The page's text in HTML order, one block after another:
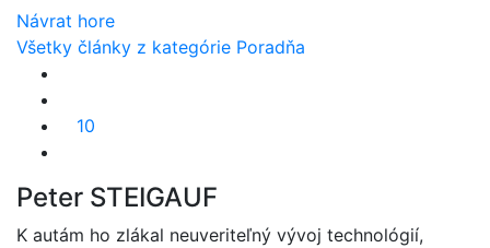
Návrat hore
Všetky články z kategórie Poradňa
10
Peter STEIGAUF
K autám ho zlákal neuveriteľný vývoj technológií,